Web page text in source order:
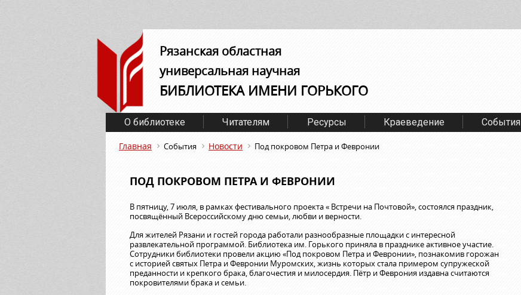
Рязанская областная
универсальная научная
БИБЛИОТЕКА ИМЕНИ ГОРЬКОГО
О библиотеке Читателям Ресурсы Краеведение События
Главная События Новости Под покровом Петра и Февронии
ПОД ПОКРОВОМ ПЕТРА И ФЕВРОНИИ
В пятницу, 7 июля, в рамках фестивального проекта « Встречи на Почтовой», состоялся праздник,
посвящённый Всероссийскому дню семьи, любви и верности.
Для жителей Рязани и гостей города работали разнообразные площадки с интересной
развлекательной программой. Библиотека им. Горького приняла в празднике активное участие.
Сотрудники библиотеки провели акцию «Под покровом Петра и Февронии», познакомив горожан
с историей святых Петра и Февронии Муромских, жизнь которых стала примером супружеской
преданности и крепкого брака, благочестия и милосердия. Пётр и Феврония издавна считаются
покровителями брака и семьи.